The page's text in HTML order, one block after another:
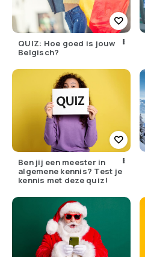
QUIZ: Hoe goed is jouw
Belgisch?
Ben jij een meester in
algemene kennis? Test je
kennis met deze quiz!